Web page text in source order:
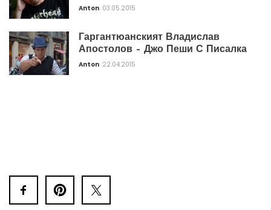
Anton 03.05.2015
Гаргантюанският Владислав
Апостолов – Джо Пеши С Писалка
Anton 22.04.2015